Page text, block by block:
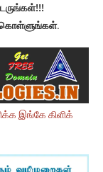
கொள்ளுங்கள்.
இங்கே கிளிக்